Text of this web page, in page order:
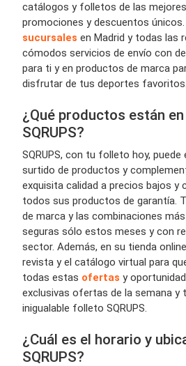
catálogos y folletos de las
promociones y descuentos
sucursales en Madrid y todas las
cómodos servicios de envío con
para ti y en productos de marca
disfrutar de tus deportes favoritos.
¿Qué productos están
SQRUPS?
SQRUPS, con tu folleto hoy,
surtido de productos y
exquisita calidad a precios bajos y
todos sus productos de garantía.
de marca y las combinaciones
seguras sólo estos meses y con
sector. Además, en su tienda
revista y el catálogo virtual para
todas estas ofertas y
exclusivas ofertas de la semana y
inigualable folleto SQRUPS.
¿Cuál es el horario y
SQRUPS?